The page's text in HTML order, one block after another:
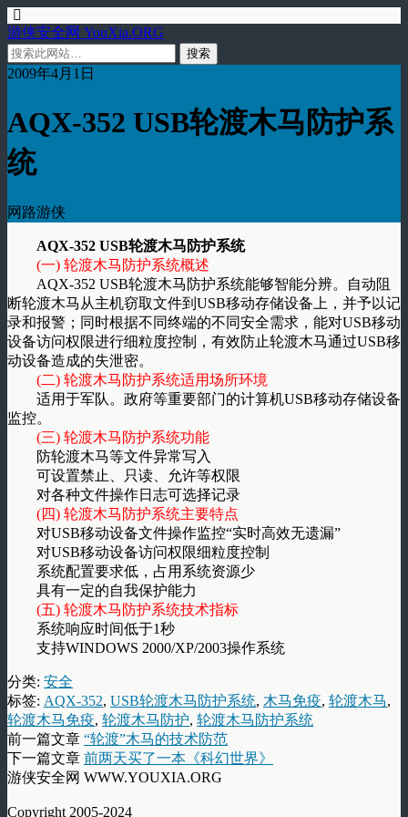
游侠安全网 YouXia.ORG
2009年4月1日
AQX-352 USB轮渡木马防护系
统
网路游侠
AQX-352 USB轮渡木马防护系统
(一) 轮渡木马防护系统概述
AQX-352 USB轮渡木马防护系统能够智能分辨。自动阻
断轮渡木马从主机窃取文件到USB移动存储设备上，并予以记
录和报警；同时根据不同终端的不同安全需求，能对USB移动
设备访问权限进行细粒度控制，有效防止轮渡木马通过USB移
动设备造成的失泄密。
(二) 轮渡木马防护系统适用场所环境
适用于军队。政府等重要部门的计算机USB移动存储设备
监控。
(三) 轮渡木马防护系统功能
防轮渡木马等文件异常写入
可设置禁止、只读、允许等权限
对各种文件操作日志可选择记录
(四) 轮渡木马防护系统主要特点
对USB移动设备文件操作监控“实时高效无遗漏”
对USB移动设备访问权限细粒度控制
系统配置要求低，占用系统资源少
具有一定的自我保护能力
(五) 轮渡木马防护系统技术指标
系统响应时间低于1秒
支持WINDOWS 2000/XP/2003操作系统
分类: 安全
标签: AQX-352, USB轮渡木马防护系统, 木马免疫, 轮渡木马,
轮渡木马免疫, 轮渡木马防护, 轮渡木马防护系统
前一篇文章 “轮渡”木马的技术防范
下一篇文章 前两天买了一本《科幻世界》
游侠安全网 WWW.YOUXIA.ORG
Copyright 2005-2024